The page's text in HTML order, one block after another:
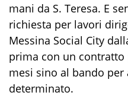
mani da S. Teresa. E
richiesta per lavori
Messina Social City
prima con un
mesi sino al bando per
determinato.